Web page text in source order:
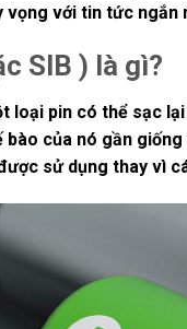
với tin tức ngắn
SIB ) là gì?
loại pin có thể sạc
bào của nó gần
sử dụng thay vì